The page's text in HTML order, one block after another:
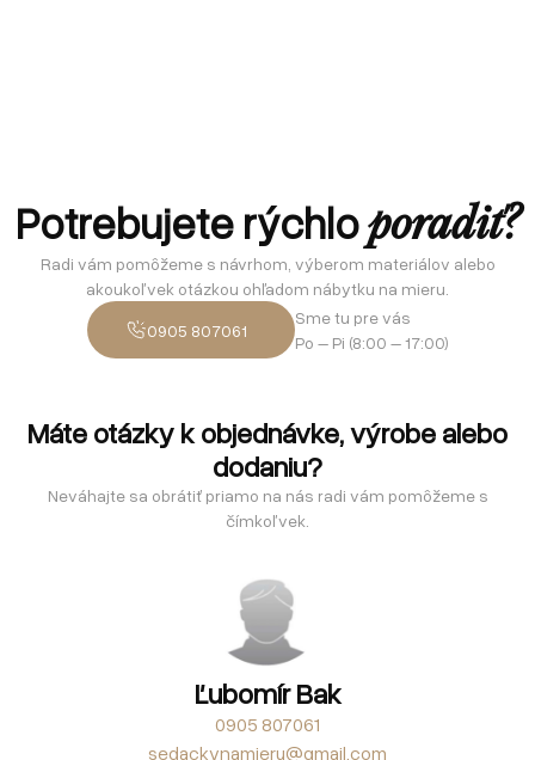
Potrebujete rýchloporadiť?
Radi vám pomôžeme s návrhom, výberom materiálov alebo
akoukoľvek otázkou ohľadom nábytku na mieru.
0905 807061
Sme tu pre vás
Po – Pi (8:00 – 17:00)
Máte otázky k objednávke, výrobe alebo
dodaniu?
Neváhajte sa obrátiť priamo na nás radi vám pomôžeme s
čímkoľvek.
Ľubomír Bak
0905 807061
sedackynamieru@gmail.com